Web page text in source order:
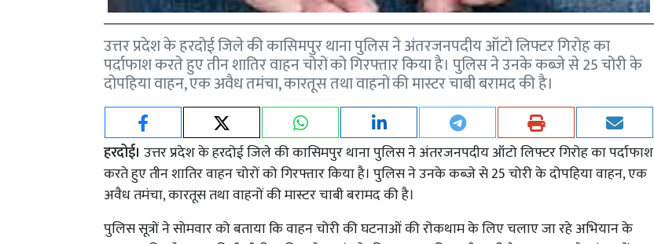
उत्तर प्रदेश के हरदोई जिले की कासिमपुर थाना पुलिस ने अंतरजनपदीय ऑटो लिफ्टर गिरोह का
पर्दाफाश करते हुए तीन शातिर वाहन चोरों को गिरफ्तार किया है। पुलिस ने उनके कब्जे से 25 चोरी के
दोपहिया वाहन, एक अवैध तमंचा, कारतूस तथा वाहनों की मास्टर चाबी बरामद की है।
हरदोई। उत्तर प्रदेश के हरदोई जिले की कासिमपुर थाना पुलिस ने अंतरजनपदीय ऑटो लिफ्टर गिरोह का पर्दाफाश
करते हुए तीन शातिर वाहन चोरों को गिरफ्तार किया है। पुलिस ने उनके कब्जे से 25 चोरी के दोपहिया वाहन, एक
अवैध तमंचा, कारतूस तथा वाहनों की मास्टर चाबी बरामद की है।
पुलिस सूत्रों ने सोमवार को बताया कि वाहन चोरी की घटनाओं की रोकथाम के लिए चलाए जा रहे अभियान के